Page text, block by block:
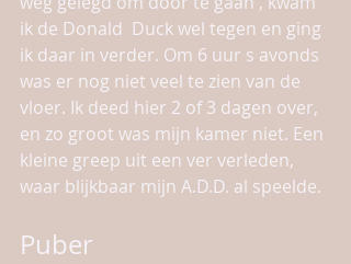
ik de Donald  Duck wel tegen en ging
ik daar in verder. Om 6 uur s avonds
was er nog niet veel te zien van de
vloer. Ik deed hier 2 of 3 dagen over,
en zo groot was mijn kamer niet. Een
kleine greep uit een ver verleden,
waar blijkbaar mijn A.D.D. al speelde.
Puber